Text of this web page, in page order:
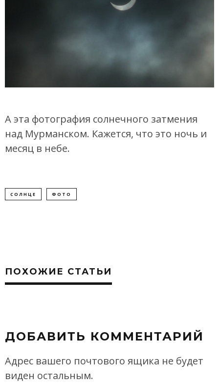
А эта фотография солнечного затмения
над Мурманском. Кажется, что это ночь и
месяц в небе.
СОЛНЦЕ ФОТО
ПОХОЖИЕ СТАТЬИ
ДОБАВИТЬ КОММЕНТАРИЙ
Адрес вашего почтового ящика не будет
виден остальным.